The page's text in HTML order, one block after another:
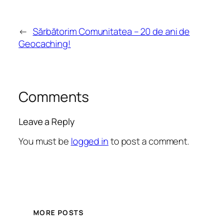
← Sărbătorim Comunitatea – 20 de ani de
Geocaching!
Comments
Leave a Reply
You must be logged into post a comment.
MORE POSTS